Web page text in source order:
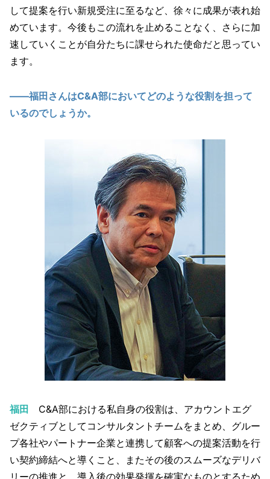
して提案を行い新規受注に至るなど、徐々に成果が表れ始
めています。今後もこの流れを止めることなく、さらに加
速していくことが自分たちに課せられた使命だと思ってい
ます。
――福田さんはC&A部においてどのような役割を担って
いるのでしょうか。
福田 C&A部における私自身の役割は、アカウントエグ
ゼクティブとしてコンサルタントチームをまとめ、グルー
プ各社やパートナー企業と連携して顧客への提案活動を行
い契約締結へと導くこと、またその後のスムーズなデリバ
リーの推進と、導入後の効果発揮を確実なものとするため